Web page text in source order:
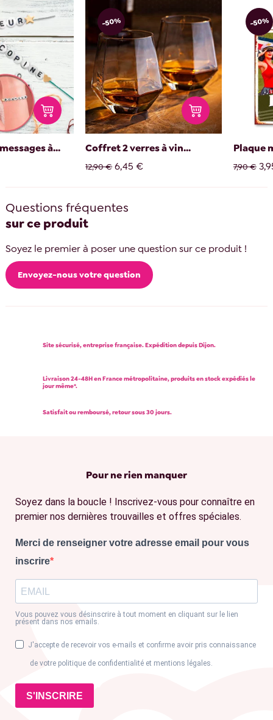
à...
-50%
Coffret 2 verres à vin...
12,90 € 6,45 €
-50%
Plaque
7,90 €
Questions fréquentes
sur ce produit
Soyez le premier à poser une question sur ce produit !
Envoyez-nous votre question
Site sécurisé, entreprise française. Expédition depuis Dijon.
Livraison 24-48H en France métropolitaine, produits en stock expédiés le
jour même*.
Satisfait ou remboursé, retour sous 30 jours.
Pour ne rien manquer
Soyez dans la boucle ! Inscrivez-vous pour connaître en
premier nos dernières trouvailles et offres spéciales.
Merci de renseigner votre adresse email pour vous
inscrire
Vous pouvez vous désinscrire à tout moment en cliquant sur le lien
présent dans nos emails.
J'accepte de recevoir vos e-mails et confirme avoir pris connaissance
de votre politique de confidentialité et mentions légales.
S'INSCRIRE